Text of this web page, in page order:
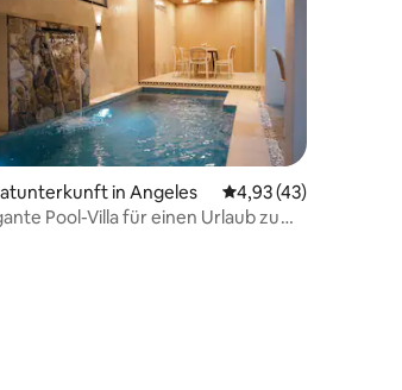
Bewertung: 4,91 von 5, 33 Bewertungen
in Angeles Durchschnittliche
4,93 (43)
Pool-Villa für einen Urlaub zu